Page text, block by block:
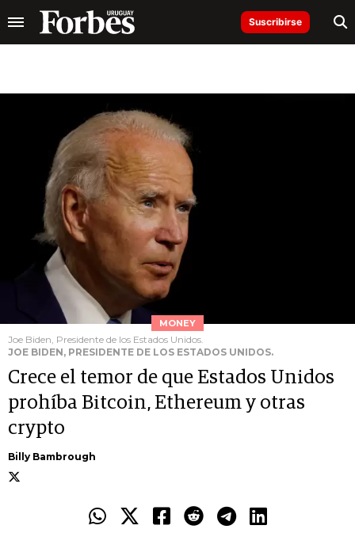
Suscribirse
MONEY
Joe Biden, Presidente de los Estados Unidos.
JOE BIDEN, PRESIDENTE DE LOS ESTADOS UNIDOS.
Crece el temor de que Estados Unidos
prohíba Bitcoin, Ethereum y otras
crypto
Billy Bambrough